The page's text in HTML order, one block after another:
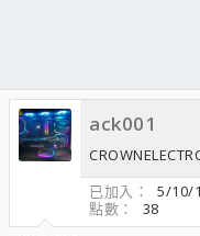
ack001
已加入
5/10/
點數
38